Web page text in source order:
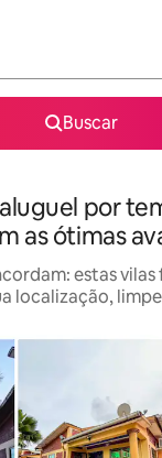
Buscar
por
as ótimas
estas
localização,